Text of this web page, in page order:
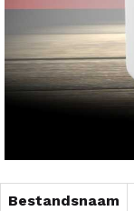
Bestandsnaam